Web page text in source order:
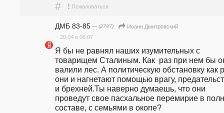
# ! Пожаловаться
ДМБ 83-85 — (2797)
Иоанн Дмитровский
20.04 в 06:07
Я бы не равнял наших изумительных с
товарищем Сталиным. Как  раз при нем бы
валили лес. А политическую обстановку как
они и нагнетают помощью врагу,
и брехней.Ты наверно думаешь, что они
проведут свое пасхальное перемирие в
составе, с семьями в окопе?